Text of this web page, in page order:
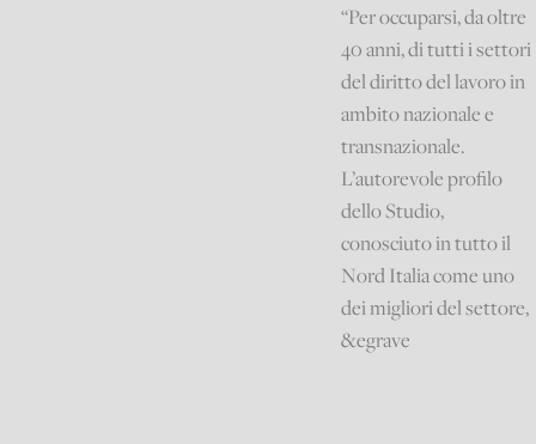
“Per occuparsi, da oltre
40 anni, di tutti i settori
del diritto del lavoro in
ambito nazionale e
transnazionale.
L’autorevole profilo
dello Studio,
conosciuto in tutto il
Nord Italia come uno
dei migliori del settore,
&egrave